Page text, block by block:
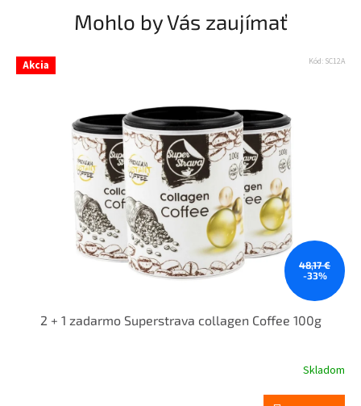
Mohlo by Vás zaujímať
Akcia
48,17 €
-33%
2 + 1 zadarmo Superstrava collagen Coffee 100g
Skladom
Kód: SC12A